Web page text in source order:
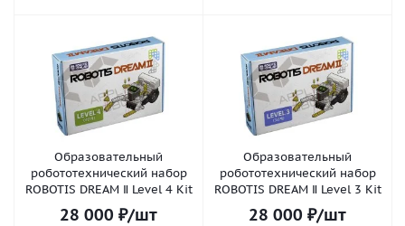
Образовательный
робототехнический набор
ROBOTIS DREAM Ⅱ Level 4 Kit
28 000 ₽/шт
Образовательный
робототехнический набор
ROBOTIS DREAM Ⅱ Level 3 Kit
28 000 ₽/шт